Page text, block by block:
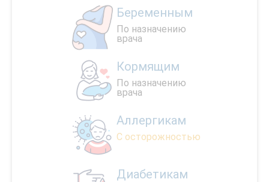
Беременным
По назначению
врача
Кормящим
По назначению
врача
Аллергикам
С осторожностью
Диабетикам